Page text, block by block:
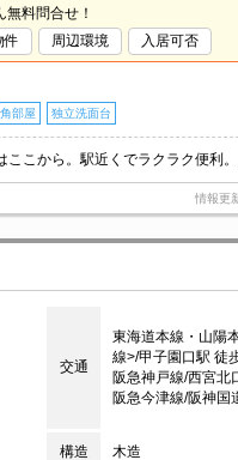
料問合せ！
件 周辺環境 入居可否
角部屋 独立洗面台
情報更
交通
東海道本線・山陽
線>/甲子園口駅 徒
阪急神戸線/西宮北
阪急今津線/阪神国
構造 木造